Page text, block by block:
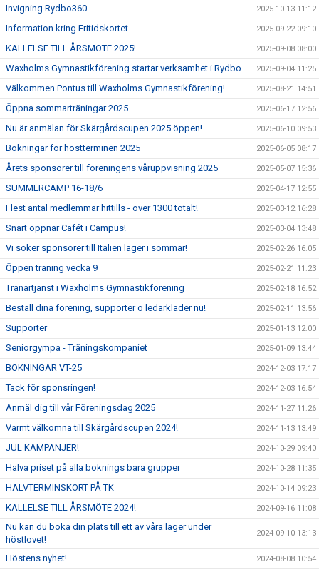
Invigning Rydbo360 2025-10-13 11:12
Information kring Fritidskortet 2025-09-22 09:10
KALLELSE TILL ÅRSMÖTE 2025! 2025-09-08 08:00
Waxholms Gymnastikförening startar verksamhet i Rydbo 2025-09-04 11:25
Välkommen Pontus till Waxholms Gymnastikförening! 2025-08-21 14:51
Öppna sommarträningar 2025 2025-06-17 12:56
Nu är anmälan för Skärgårdscupen 2025 öppen! 2025-06-10 09:53
Bokningar för höstterminen 2025 2025-06-05 08:17
Årets sponsorer till föreningens våruppvisning 2025 2025-05-07 15:36
SUMMERCAMP 16-18/6 2025-04-17 12:55
Flest antal medlemmar hittills - över 1300 totalt! 2025-03-12 16:28
Snart öppnar Cafét i Campus! 2025-03-04 13:48
Vi söker sponsorer till Italien läger i sommar! 2025-02-26 16:05
Öppen träning vecka 9 2025-02-21 11:23
Tränartjänst i Waxholms Gymnastikförening 2025-02-18 16:52
Beställ dina förening, supporter o ledarkläder nu! 2025-02-11 13:56
Supporter 2025-01-13 12:00
Seniorgympa - Träningskompaniet 2025-01-09 13:44
BOKNINGAR VT-25 2024-12-03 17:17
Tack för sponsringen! 2024-12-03 16:54
Anmäl dig till vår Föreningsdag 2025 2024-11-27 11:26
Varmt välkomna till Skärgårdscupen 2024! 2024-11-13 13:49
JUL KAMPANJER! 2024-10-29 09:40
Halva priset på alla boknings bara grupper 2024-10-28 11:35
HALVTERMINSKORT PÅ TK 2024-10-14 09:23
KALLELSE TILL ÅRSMÖTE 2024! 2024-09-16 11:08
Nu kan du boka din plats till ett av våra läger under
höstlovet!
2024-09-10 13:13
Höstens nyhet! 2024-08-08 10:54